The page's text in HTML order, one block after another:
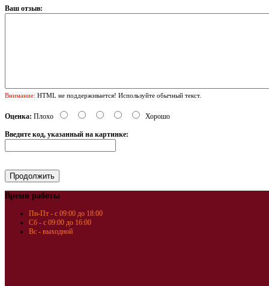
Ваш отзыв:
Внимание: HTML не поддерживается! Используйте обычный текст.
Оценка: Плохо Хорошо
Введите код, указанный на картинке:
Время работы
Пн-Пт - с 09:00 до 18:00
Сб - с 09:00 до 16:00
Вс - выходной